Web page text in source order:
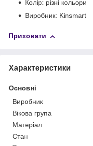
Колір: різні кольори
Виробник: Kinsmart
Приховати
Характеристики
Основні
Виробник
Вікова група
Матеріал
Стан